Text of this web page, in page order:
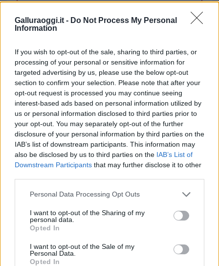
Galluraoggi.it - Do Not Process My Personal
Information
If you wish to opt-out of the sale, sharing to third parties, or
processing of your personal or sensitive information for
targeted advertising by us, please use the below opt-out
section to confirm your selection. Please note that after your
opt-out request is processed you may continue seeing
interest-based ads based on personal information utilized by
us or personal information disclosed to third parties prior to
your opt-out. You may separately opt-out of the further
disclosure of your personal information by third parties on the
IAB’s list of downstream participants. This information may
also be disclosed by us to third parties on the IAB’s List of
Downstream Participants that may further disclose it to other
Please note that this website/app uses one or more Google
not limited to your visit or usage behaviour. You may click to
grant or deny consent to Google and its third-party tags to
use your data for below specified purposes in below Google
consent section.
Personal Data Processing Opt Outs
I want to opt-out of the Sharing of my
personal data.
Opted In
I want to opt-out of the Sale of my
Personal Data.
Opted In
Sei già abbonato?
sezioneLogindal menù del sito o
cliccandoqui
TEMI: Furto Sabbia Olbia
Furto Sassi Olbia
Massimo Deiana
Porto Isola Bianca Olbia
Inviaci le tue segnalazioni,
i tuoi video e le tue foto
Su WhatsApp al numero +39
345 356 7512
GalluraOggi.it